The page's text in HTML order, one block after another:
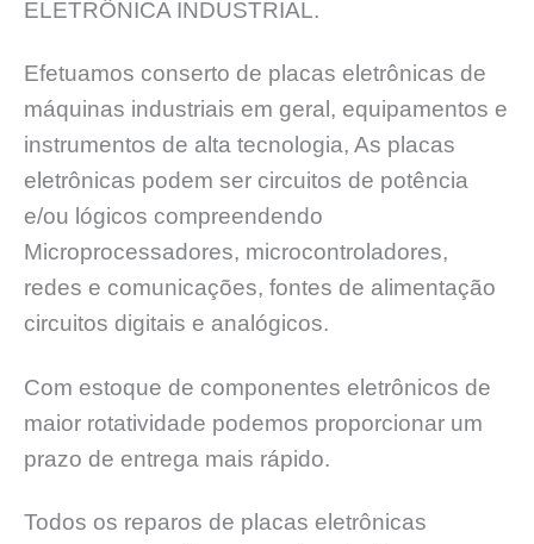
ELETRÔNICA INDUSTRIAL.
Efetuamos conserto de placas eletrônicas de
máquinas industriais em geral, equipamentos e
instrumentos de alta tecnologia, As placas
eletrônicas podem ser circuitos de potência
e/ou lógicos compreendendo
Microprocessadores, microcontroladores,
redes e comunicações, fontes de alimentação
circuitos digitais e analógicos.
Com estoque de componentes eletrônicos de
maior rotatividade podemos proporcionar um
prazo de entrega mais rápido.
Todos os reparos de placas eletrônicas